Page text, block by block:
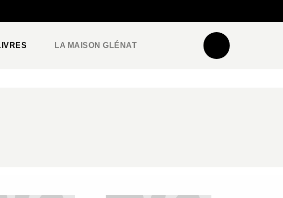
LA MAISON GLÉNAT